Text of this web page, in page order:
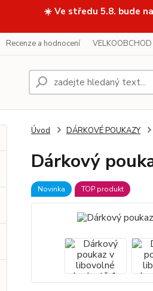
☀️ Ve středu 5.8. bude
Recenze a hodnocení VELKOOBCHOD
Úvod DÁRKOVÉ POUKAZY
Dárkový
Novinka TOP produkt